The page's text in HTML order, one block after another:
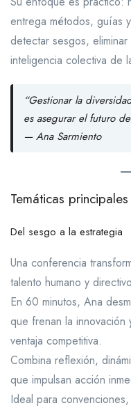
entrega métodos, guías
detectar sesgos,
inteligencia colectiva de
“Gestionar la
es asegurar el futuro
—Ana Sarmiento
Temáticas
Del sesgo a la estrategia
Una conferencia
talento humano y
En 60 minutos, Ana
que frenan la innovación
ventaja competitiva.
Combina reflexión,
que impulsan acción
Ideal para